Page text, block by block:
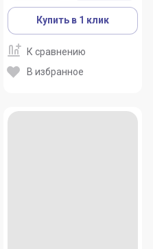
Купить в 1 клик
К сравнению
В избранное